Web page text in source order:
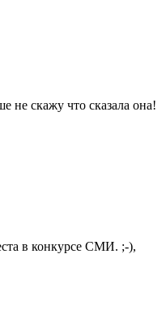
не скажу что сказала она!
в конкурсе СМИ. ;-),